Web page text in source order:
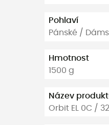
Pohlaví
Pánské /
Hmotnost
1500 g
Název
Orbit EL 0C /